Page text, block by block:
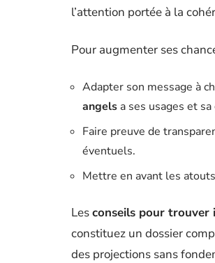
l’attention portée à la
Pour augmenter ses
Adapter son message à
angels a ses usages et
Faire preuve de
éventuels.
Mettre en avant les
Lesconseils pour trouver
constituez un dossier
des projections sans